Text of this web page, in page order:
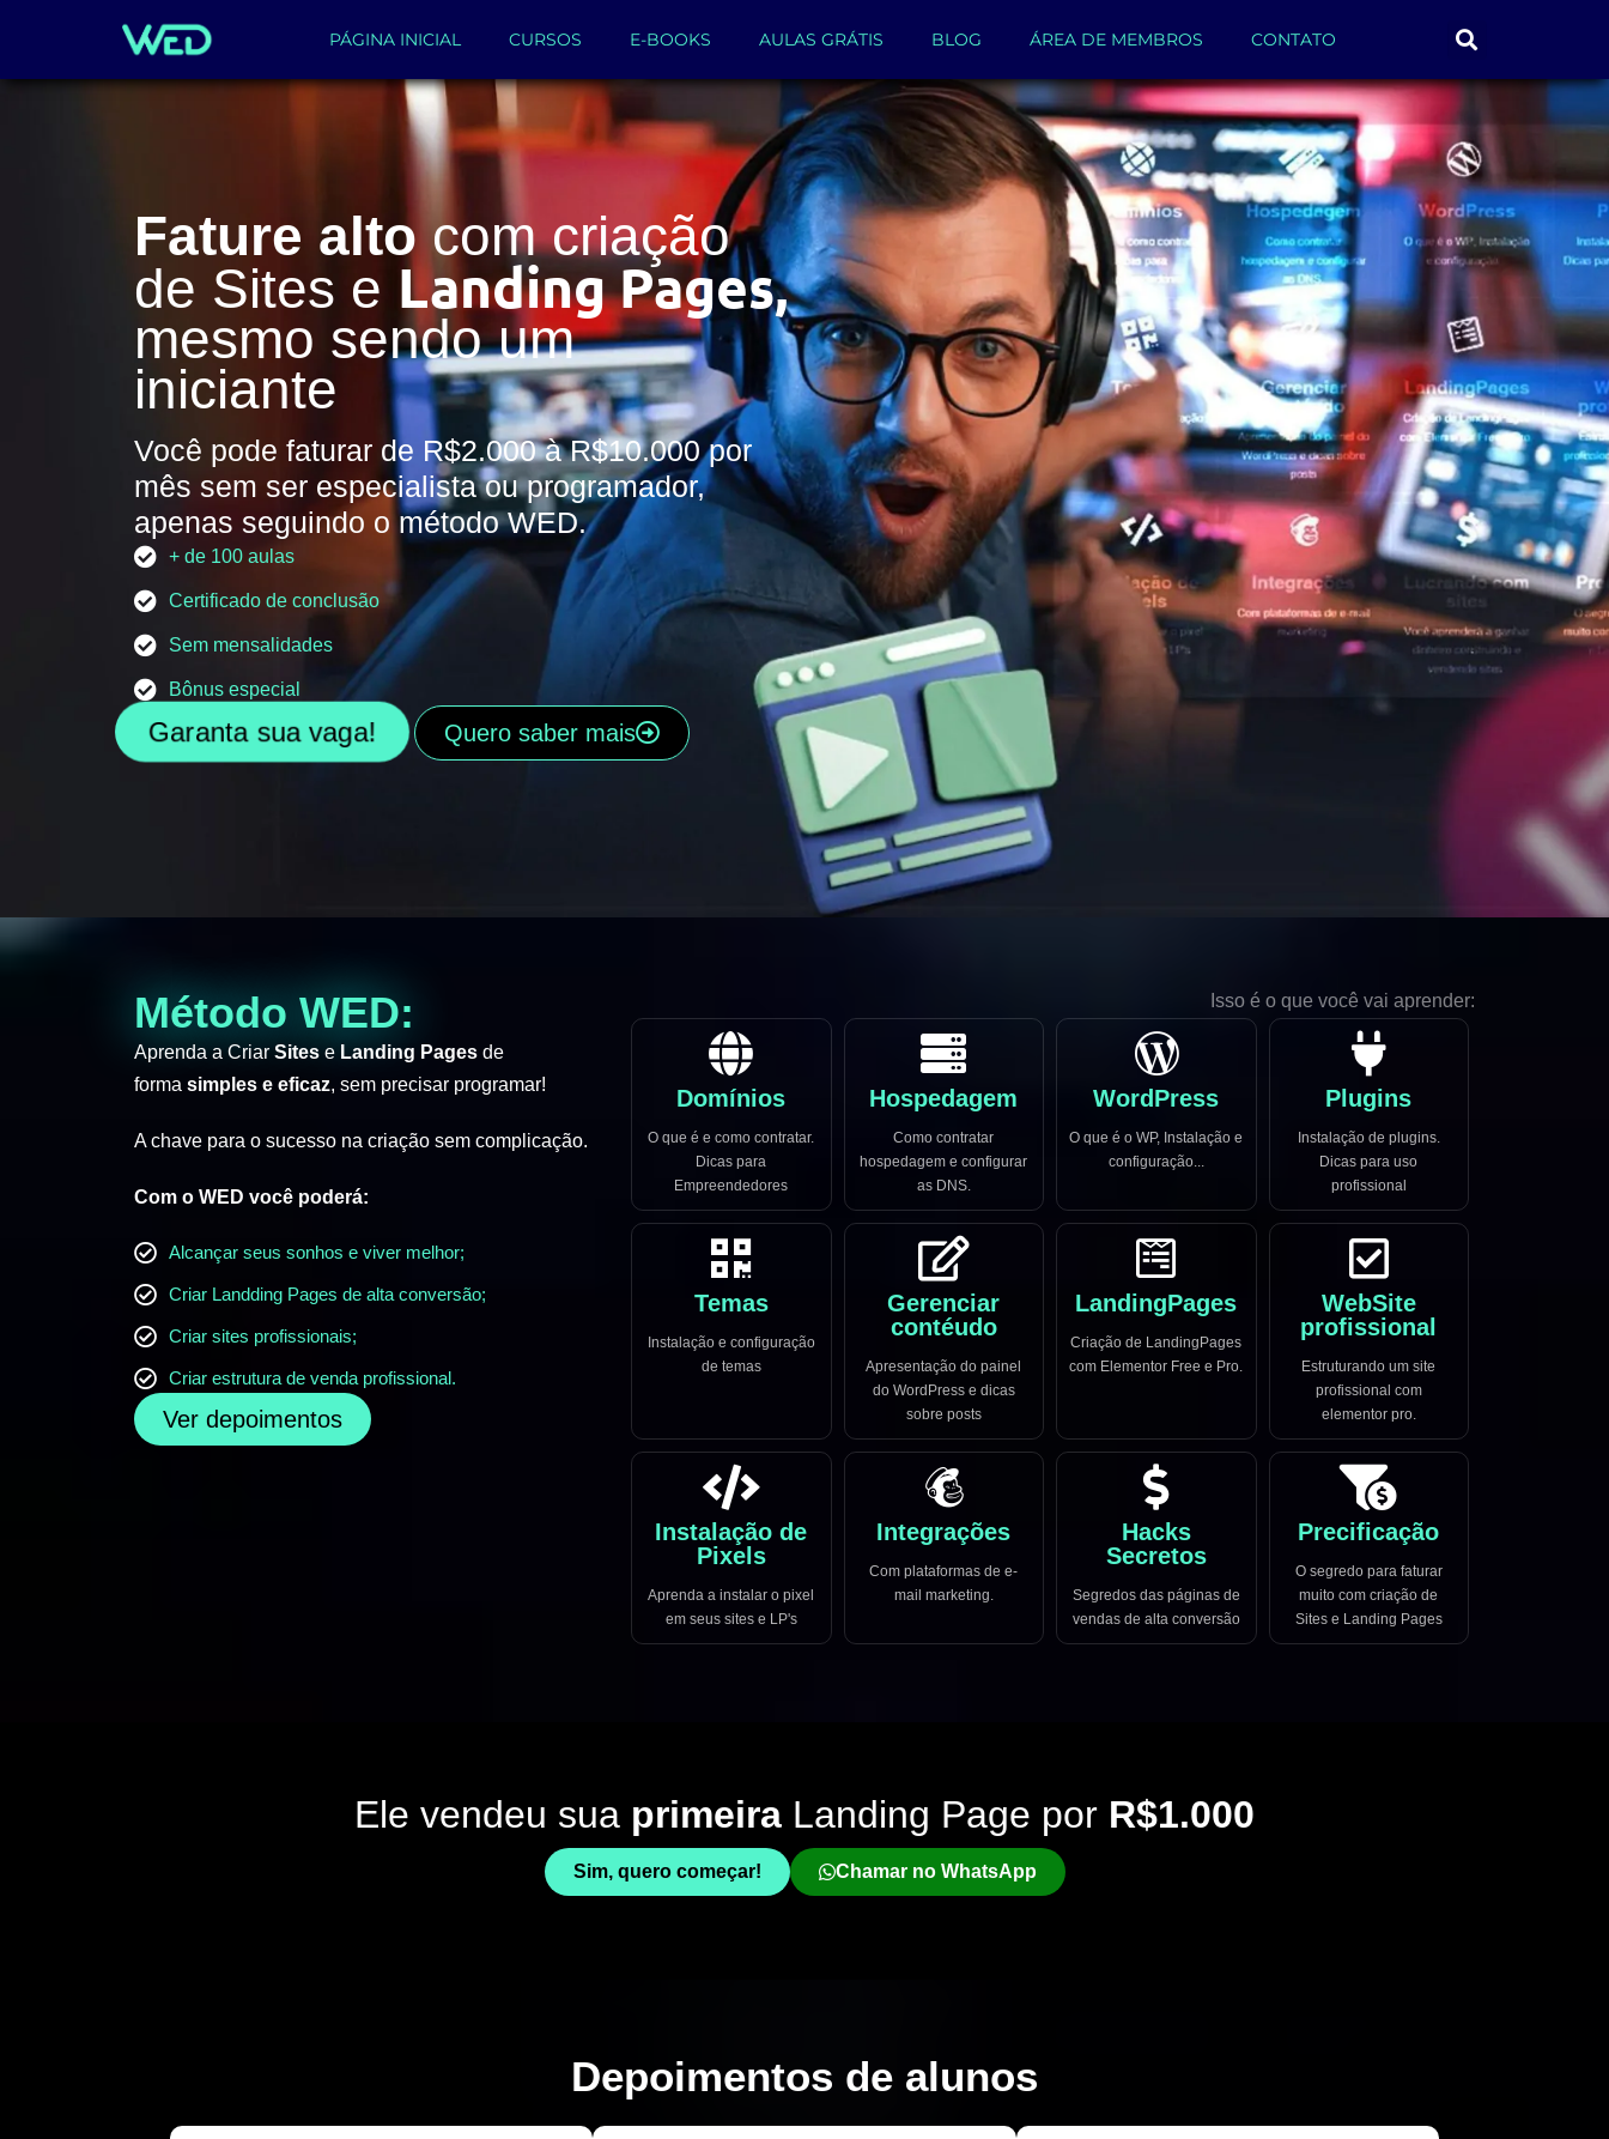
PÁGINA INICIAL CURSOS E-BOOKS AULAS GRÁTIS BLOG ÁREA DE MEMBROS CONTATO
Fature alto com criação
de Sites e Landing Pages,
mesmo sendo um
iniciante
Você pode faturar de R$2.000 à R$10.000 por
mês sem ser especialista ou programador,
apenas seguindo o método WED.
+ de 100 aulas
Certificado de conclusão
Sem mensalidades
Bônus especial
Garanta sua vaga! Quero saber mais
Método WED:
Aprenda a Criar Sites e Landing Pages de
forma simples e eficaz, sem precisar programar!
A chave para o sucesso na criação sem complicação.
Com o WED você poderá:
Alcançar seus sonhos e viver melhor;
Criar Landding Pages de alta conversão;
Criar sites profissionais;
Criar estrutura de venda profissional.
Ver depoimentos
Isso é o que você vai aprender:
Domínios
O que é e como contratar.
Dicas para
Empreendedores
Hospedagem
Como contratar
hospedagem e configurar
as DNS.
WordPress
O que é o WP, Instalação e
configuração...
Plugins
Instalação de plugins.
Dicas para uso
profissional
Temas
Instalação e configuração
de temas
Gerenciar
contéudo
Apresentação do painel
do WordPress e dicas
sobre posts
LandingPages
Criação de LandingPages
com Elementor Free e Pro.
WebSite
profissional
Estruturando um site
profissional com
elementor pro.
Instalação de
Pixels
Aprenda a instalar o pixel
em seus sites e LP's
Integrações
Com plataformas de e-
mail marketing.
Hacks
Secretos
Segredos das páginas de
vendas de alta conversão
Precificação
O segredo para faturar
muito com criação de
Sites e Landing Pages
Ele vendeu sua primeira Landing Page por R$1.000
Sim, quero começar! Chamar no WhatsApp
Depoimentos de alunos